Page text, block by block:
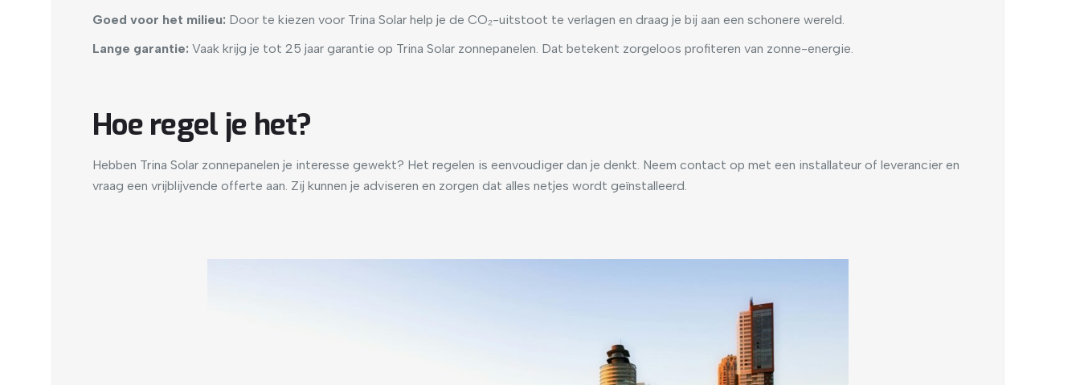
Goed voor het milieu: Door te kiezen voor Trina Solar help je de CO₂-uitstoot te verlagen en draag je bij aan een schonere wereld.
Lange garantie: Vaak krijg je tot 25 jaar garantie op Trina Solar zonnepanelen. Dat betekent zorgeloos profiteren van zonne-energie.
Hoe regel je het?
Hebben Trina Solar zonnepanelen je interesse gewekt? Het regelen is eenvoudiger dan je denkt. Neem contact op met een installateur of leverancier en
vraag een vrijblijvende offerte aan. Zij kunnen je adviseren en zorgen dat alles netjes wordt geïnstalleerd.